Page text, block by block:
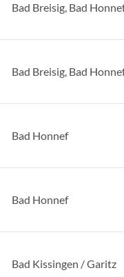
Bad Breisig, Bad
Bad Breisig, Bad
Bad Honnef
Bad Honnef
Bad Kissingen / Garitz